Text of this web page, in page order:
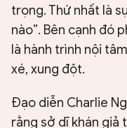
trọng. Thứ nhất là
nào”. Bên cạnh đó
là hành trình nội
xé, xung đột.
Đạo diễn Charlie
rằng sở dĩ khán giả